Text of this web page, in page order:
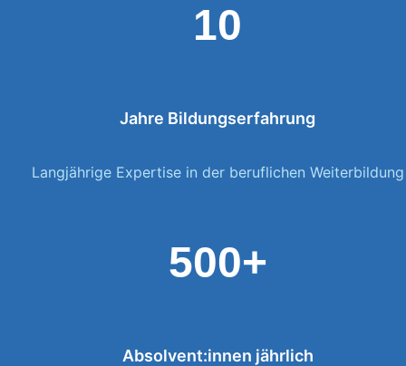
10
Jahre Bildungserfahrung
Langjährige Expertise in der beruflichen Weiterbildung
500+
Absolvent:innen jährlich